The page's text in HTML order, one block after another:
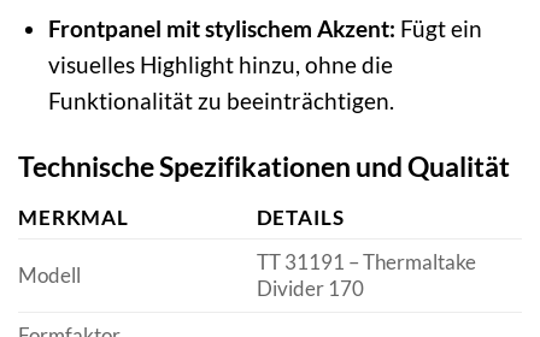
Frontpanel mit stylischem Akzent: Fügt ein
visuelles Highlight hinzu, ohne die
Funktionalität zu beeinträchtigen.
Technische Spezifikationen und Qualität
MERKMAL DETAILS
Modell
TT 31191 – Thermaltake
Divider 170